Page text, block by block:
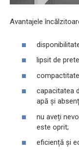
Avantajele
lipsit de
capacitatea
apă și
nu aveți
este oprit;
eficiență și